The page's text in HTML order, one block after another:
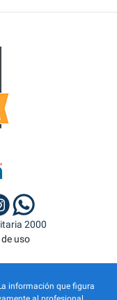
2000
uso
información que figura